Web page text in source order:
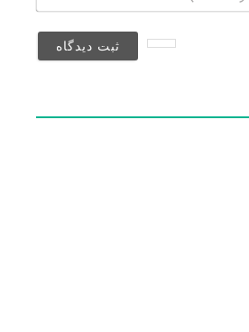
(منتشر